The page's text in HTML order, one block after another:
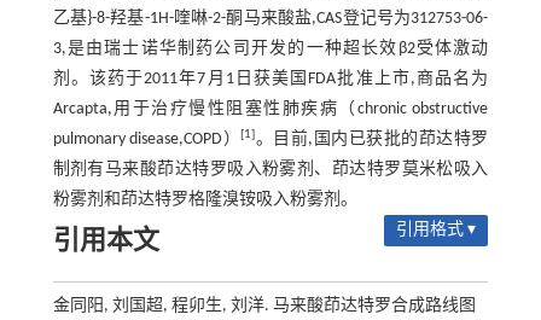
乙基}-8-羟基-1H-喹啉-2-酮马来酸盐,CAS登记号为312753-06-
3,是由瑞士诺华制药公司开发的一种超长效β2受体激动
剂。该药于2011年7月1日获美国FDA批准上市,商品名为
Arcapta,用于治疗慢性阻塞性肺疾病（chronic obstructive
pulmonary disease,COPD）[1]。目前,国内已获批的茚达特罗
制剂有马来酸茚达特罗吸入粉雾剂、茚达特罗莫米松吸入
粉雾剂和茚达特罗格隆溴铵吸入粉雾剂。
引用本文 引用格式 ▾
金同阳, 刘国超, 程卯生, 刘洋. 马来酸茚达特罗合成路线图